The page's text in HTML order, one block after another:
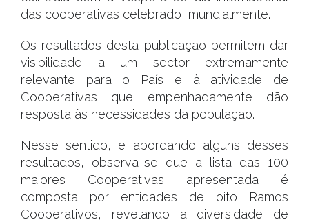
das cooperativas celebrado mundialmente.
Os resultados desta publicação permitem dar
visibilidade a um sector extremamente
relevante para o País e à atividade de
Cooperativas que empenhadamente dão
resposta às necessidades da população.
Nesse sentido, e abordando alguns desses
resultados, observa-se que a lista das 100
maiores Cooperativas apresentada é
composta por entidades de oito Ramos
Cooperativos, revelando a diversidade de